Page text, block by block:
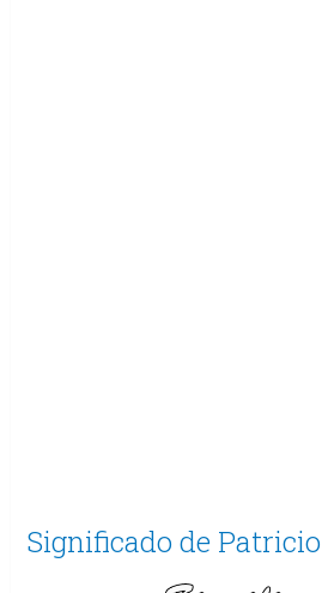
Significado de Patricio